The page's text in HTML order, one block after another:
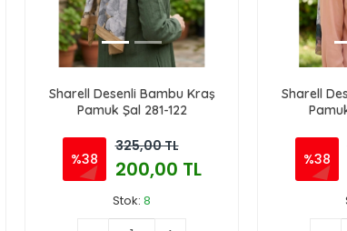
Sharell Desenli Bambu Kraş
Pamuk Şal 281-122
%38
325,00 TL
200,00 TL
Stok: 8
Sharell
%38